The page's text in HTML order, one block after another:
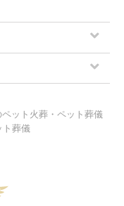
ペット火葬・ペット葬儀
ト葬儀